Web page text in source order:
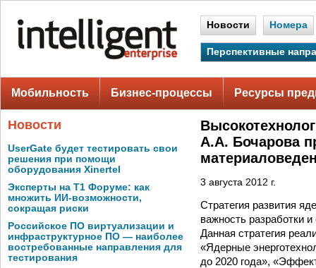
Новости Номера
Перспективные
Мобильность Бизнес-процессы Ресурсы
Новости
UserGate будет тестировать свои
решения при помощи
оборудования Xinertel
Эксперты на Т1 Форуме: как
множить ИИ-возможности,
сокращая риски
Российское ПО виртуализации и
инфраструктурное ПО — наиболее
востребованные направления для
тестирования
А.А. Бочарова
3 августа 2012 г.
Стратегия развития
важность разработки
Данная стратегия
«Ядерные
до 2020 года»,